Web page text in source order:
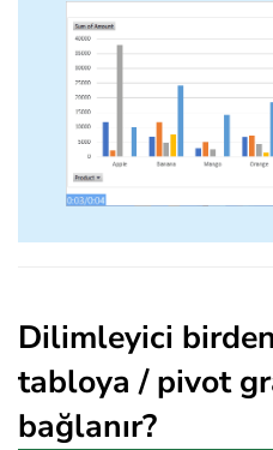
Dilimleyici
tabloya / pivot
bağlanır?